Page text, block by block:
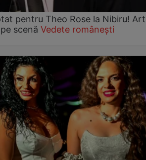
pentru Theo Rose la Nibiru!
scenă Vedete românești